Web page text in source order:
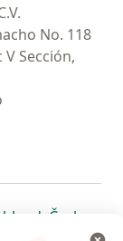
No. 118
Sección,
nueva pestaña
en una nueva
se abre en
Česko